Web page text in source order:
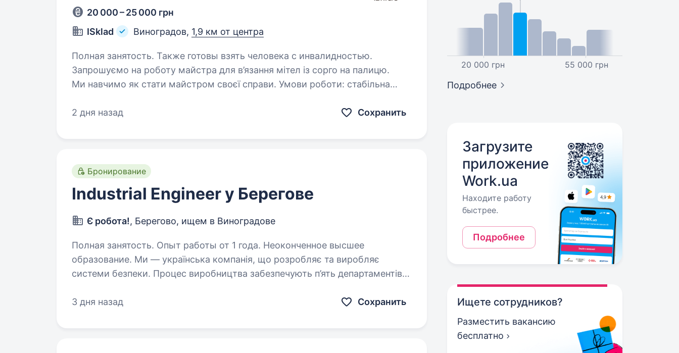
20 000 – 25 000 грн
ISklad
Виноградов, 1,9 км от центра
Полная занятость. Также готовы взять человека с инвалидностью.
Запрошуємо на роботу майстра для в’язання мітел із сорго на палицю.
Ми навчимо як стати майстром своєї справи. Умови роботи: стабільна
не обов’язковий)…
2 дня назад Сохранить
Бронирование
Industrial Engineer у Берегове
Є робота!, Берегово, ищем в Виноградове
Полная занятость. Опыт работы от 1 года. Неоконченное высшее
образование. Ми — українська компанія, що розробляє та виробляє
системи безпеки. Процес виробництва забезпечують п’ять департаментів:
А також експериментально-технологічний…
3 дня назад Сохранить
20 000 грн 55 000 грн
Подробнее
Загрузите
приложение
Work.ua
Находите работу
быстрее.
Подробнее
Ищете сотрудников?
Разместить вакансию
бесплатно